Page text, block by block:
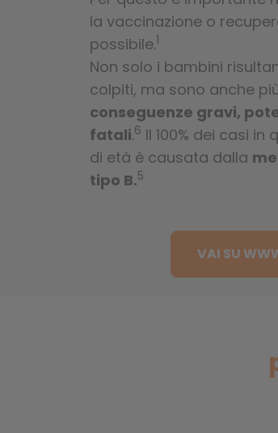
la vaccinazione o
possibile.1
Non solo i bambini
colpiti, ma sono anche
conseguenze gravi,
fatali.6 Il 100% dei casi in
di età è causata dalla
tipo B.5
VAI SU